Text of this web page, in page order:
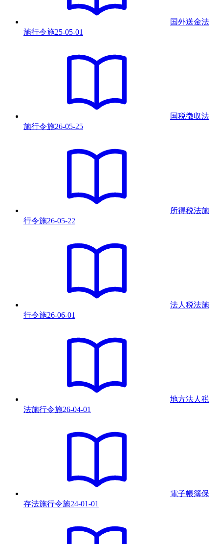
国外送金法
施行令施25-05-01
国税徴収法
施行令施26-05-25
所得税法施
行令施26-05-22
法人税法施
行令施26-06-01
地方法人税
法施行令施26-04-01
電子帳簿保
存法施行令施24-01-01